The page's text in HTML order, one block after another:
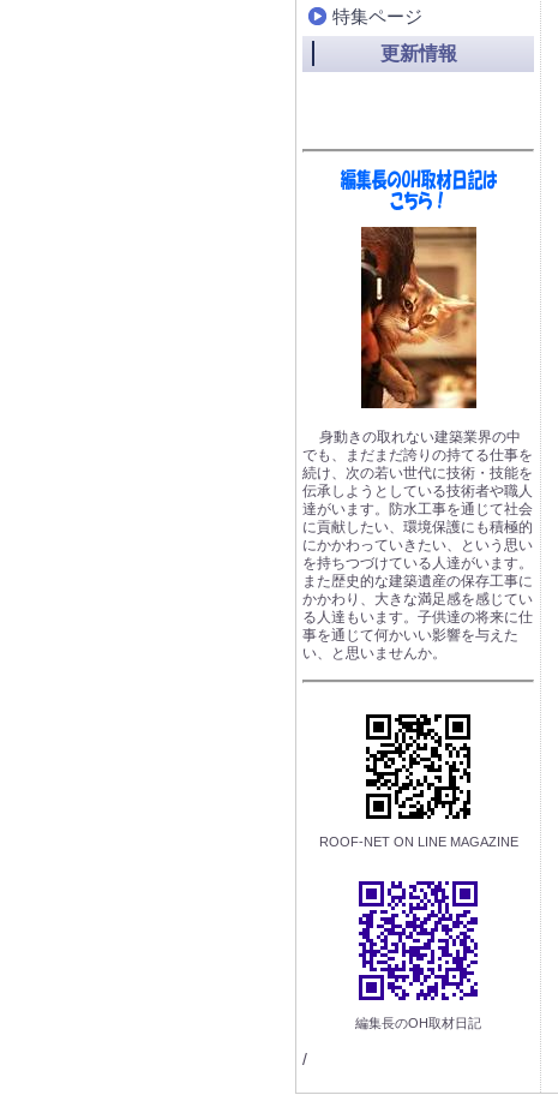
特集ページ
更新情報
身動きの取れない建築業界の中
でも、まだまだ誇りの持てる仕事を
続け、次の若い世代に技術・技能を
伝承しようとしている技術者や職人
達がいます。防水工事を通じて社会
に貢献したい、環境保護にも積極的
にかかわっていきたい、という思い
を持ちつづけている人達がいます。
また歴史的な建築遺産の保存工事に
かかわり、大きな満足感を感じてい
る人達もいます。子供達の将来に仕
事を通じて何かいい影響を与えた
い、と思いませんか。
ROOF-NET ON LINE MAGAZINE
編集長のOH取材日記
/